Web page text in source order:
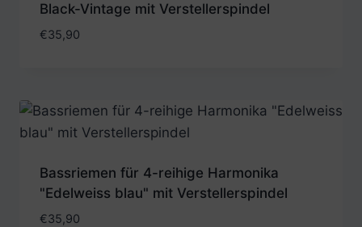
Black-Vintage mit Verstellerspindel
€35,90
Bassriemen für 4-reihige Harmonika
"Edelweiss blau" mit Verstellerspindel
€35,90